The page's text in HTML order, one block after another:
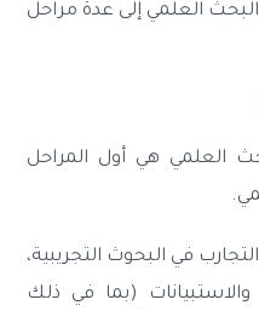
العلمي إلى عدة مراحل
العلمي هي أول المراحل
التجارب في البحوث التجريبية،
(بما في ذلك